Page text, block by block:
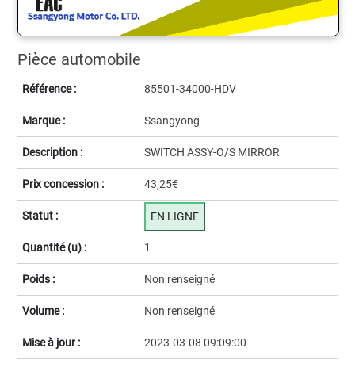
Pièce automobile
Référence : 85501-34000-HDV
Marque : Ssangyong
Description : SWITCH ASSY-O/S MIRROR
Prix concession : 43,25€
Statut : EN LIGNE
Quantité (u) : 1
Poids : Non renseigné
Volume : Non renseigné
Mise à jour : 2023-03-08 09:09:00